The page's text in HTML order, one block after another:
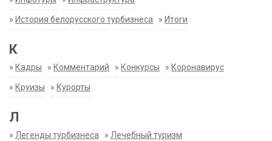
» История белорусского турбизнеса » Итоги
К
» Кадры » Комментарий » Конкурсы » Коронавирус
» Круизы » Курорты
Л
» Легенды турбизнеса » Лечебный туризм